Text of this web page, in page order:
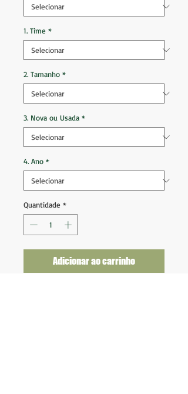
1. Time *
2. Tamanho *
3. Nova ou Usada *
4. Ano *
Quantidade *
Adicionar ao carrinho